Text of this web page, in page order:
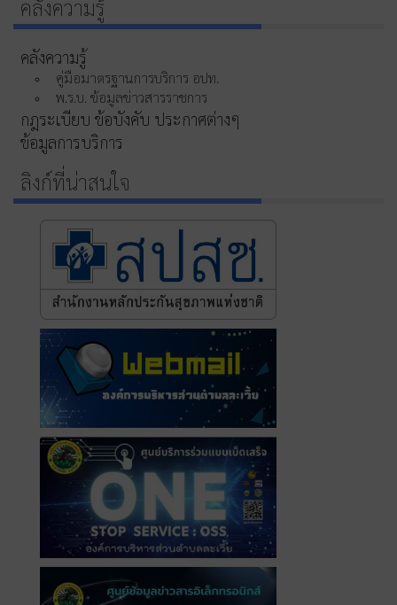
คลังความรู้
คลังความรู้
คู่มือมาตรฐานการบริการ อปท.
พ.ร.บ. ข้อมูลข่าวสารราชการ
กฎระเบียบ ข้อบังคับ ประกาศต่างๆ
ข้อมูลการบริการ
ลิงก์ที่น่าสนใจ